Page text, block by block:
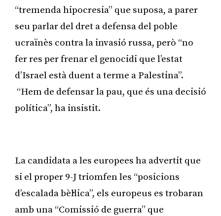
“tremenda hipocresia” que suposa, a parer
seu parlar del dret a defensa del poble
ucraïnès contra la invasió russa, però “no
fer res per frenar el genocidi que l’estat
d’Israel està duent a terme a Palestina”.
“Hem de defensar la pau, que és una decisió
política”, ha insistit.
La candidata a les europees ha advertit que
si el proper 9-J triomfen les “posicions
d’escalada bèl·lica”, els europeus es trobaran
amb una “Comissió de guerra” que